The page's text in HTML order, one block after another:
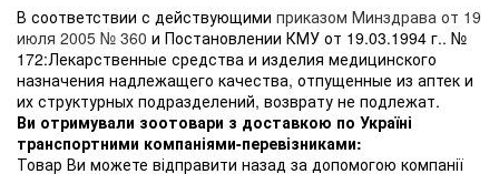
В соответствии с действующими приказом Минздрава от 19
июля 2005 № 360 и Постановлении КМУ от 19.03.1994 г.. №
172:Лекарственные средства и изделия медицинского
назначения надлежащего качества, отпущенные из аптек и
их структурных подразделений, возврату не подлежат.
Ви отримували зоотовари з доставкою по Україні
транспортними компаніями-перевізниками:
Товар Ви можете відправити назад за допомогою компанії